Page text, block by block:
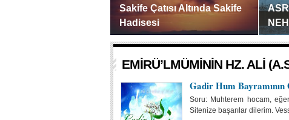
Sakife Çatısı Altında Sakife
Hadisesi
Gerçek şudur ki Allah Resulünden
sonra (s.a.a) toplumun rehberliği ve ...
On
dünya
EMIRÜ’LMÜMININ HZ. ALI
Gadir Hum Bayramının
Soru: Muhterem hocam,
Sitenize başarılar dilerim.